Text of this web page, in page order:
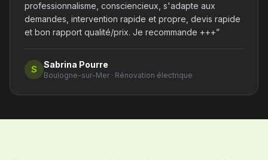
professionnalisme, consciencieux, s'adapte aux
demandes, intervention rapide et propre, devis rapide
et bon rapport qualité/prix. Je recommande +++”
S Sabrina Pourre
Boulogne-sur-Mer · Rénovation électrique